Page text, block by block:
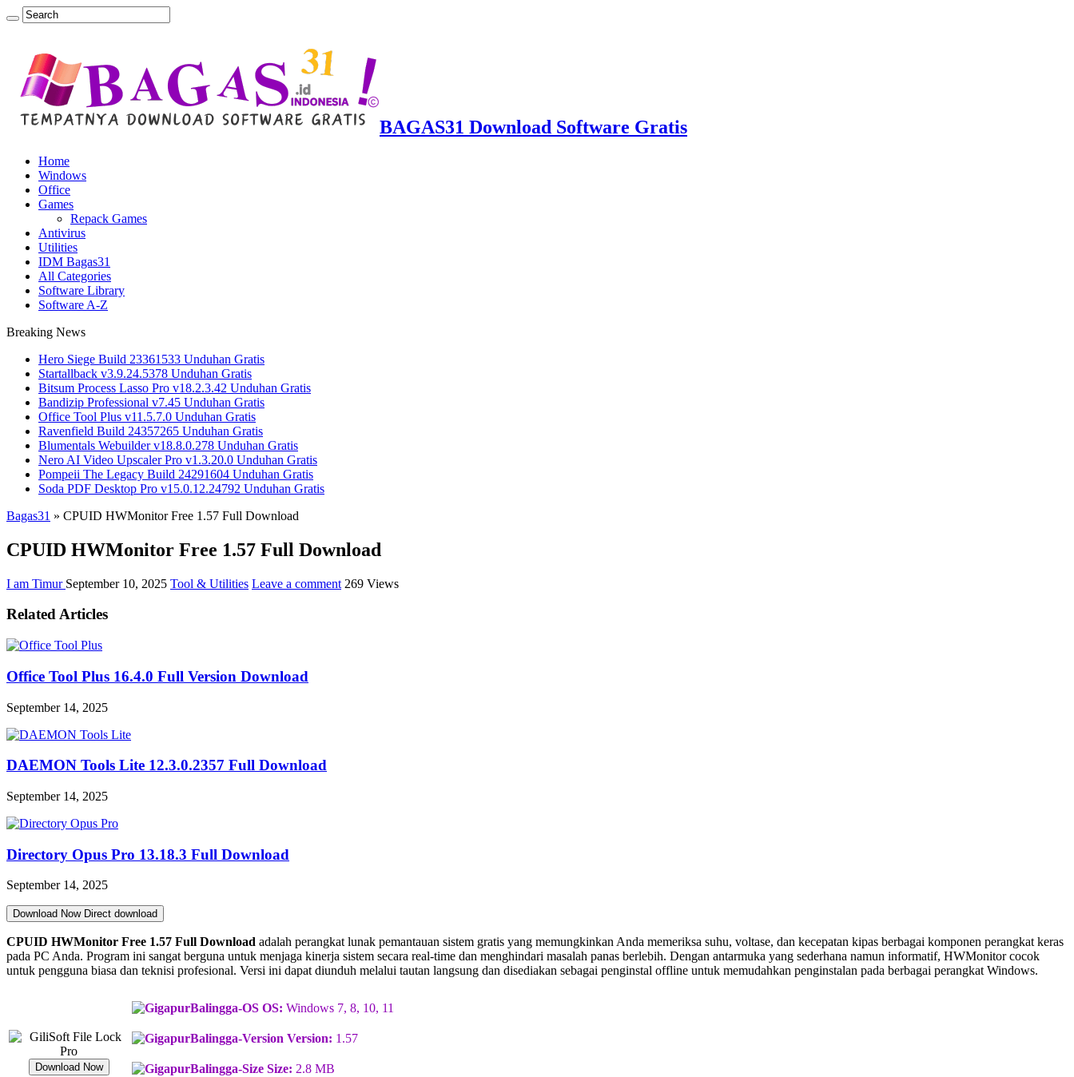
BAGAS31 Download Software Gratis
Home
Windows
Office
Games
Repack Games
Antivirus
Utilities
IDM Bagas31
All Categories
Software Library
Software A-Z
Breaking News
Hero Siege Build 23361533 Unduhan Gratis
Startallback v3.9.24.5378 Unduhan Gratis
Bitsum Process Lasso Pro v18.2.3.42 Unduhan Gratis
Bandizip Professional v7.45 Unduhan Gratis
Office Tool Plus v11.5.7.0 Unduhan Gratis
Ravenfield Build 24357265 Unduhan Gratis
Blumentals Webuilder v18.8.0.278 Unduhan Gratis
Nero AI Video Upscaler Pro v1.3.20.0 Unduhan Gratis
Pompeii The Legacy Build 24291604 Unduhan Gratis
Soda PDF Desktop Pro v15.0.12.24792 Unduhan Gratis
Bagas31 » CPUID HWMonitor Free 1.57 Full Download
CPUID HWMonitor Free 1.57 Full Download
I am Timur September 10, 2025 Tool & Utilities Leave a comment 269 Views
Related Articles
Office Tool Plus 16.4.0 Full Version Download
September 14, 2025
DAEMON Tools Lite 12.3.0.2357 Full Download
September 14, 2025
Directory Opus Pro 13.18.3 Full Download
September 14, 2025
Download Now Direct download
CPUID HWMonitor Free 1.57 Full Download adalah perangkat lunak pemantauan sistem gratis yang memungkinkan Anda memeriksa suhu, voltase, dan kecepatan kipas berbagai komponen perangkat keras
pada PC Anda. Program ini sangat berguna untuk menjaga kinerja sistem secara real-time dan menghindari masalah panas berlebih. Dengan antarmuka yang sederhana namun informatif, HWMonitor cocok
untuk pengguna biasa dan teknisi profesional. Versi ini dapat diunduh melalui tautan langsung dan disediakan sebagai penginstal offline untuk memudahkan penginstalan pada berbagai perangkat Windows.
Download Now
OS: Windows 7, 8, 10, 11
Version: 1.57
Size: 2.8 MB